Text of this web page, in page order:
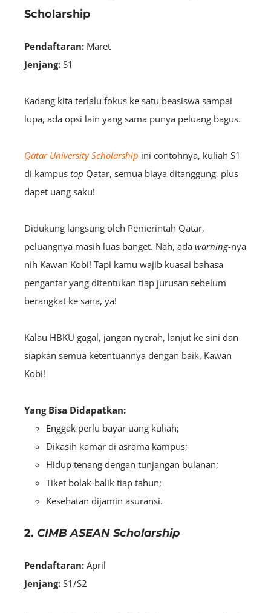
Scholarship
Pendaftaran: Maret
Jenjang: S1
Kadang kita terlalu fokus ke satu beasiswa sampai
lupa, ada opsi lain yang sama punya peluang bagus.
Qatar University Scholarship ini contohnya, kuliah S1
di kampus top Qatar, semua biaya ditanggung, plus
dapet uang saku!
Didukung langsung oleh Pemerintah Qatar,
peluangnya masih luas banget. Nah, ada warning-nya
nih Kawan Kobi! Tapi kamu wajib kuasai bahasa
pengantar yang ditentukan tiap jurusan sebelum
berangkat ke sana, ya!
Kalau HBKU gagal, jangan nyerah, lanjut ke sini dan
siapkan semua ketentuannya dengan baik, Kawan
Kobi!
Yang Bisa Didapatkan:
Enggak perlu bayar uang kuliah;
Dikasih kamar di asrama kampus;
Hidup tenang dengan tunjangan bulanan;
Tiket bolak-balik tiap tahun;
Kesehatan dijamin asuransi.
2. CIMB ASEAN Scholarship
Pendaftaran: April
Jenjang: S1/S2